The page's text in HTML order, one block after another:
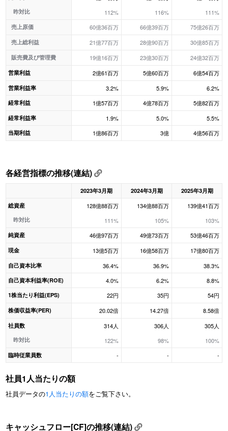
昨対比
112%
116%
111%
売上原価 60億36百万 66億39百万 75億26百万
売上総利益 21億77百万 28億90百万 30億85百万
販売費及び管理費 19億16百万 23億30百万 24億32百万
営業利益 2億61百万 5億60百万 6億54百万
営業利益率 3.2% 5.9% 6.2%
経常利益 1億57百万 4億78百万 5億82百万
経常利益率 1.9% 5.0% 5.5%
当期利益 1億86百万 3億 4億56百万
各経営指標の推移(連結)
2023年3月期 2024年3月期
2025年3月期
総資産
昨対比
128億88百万
111%
134億88百万
105%
139億41百万
103%
純資産 46億97百万 49億73百万 53億46百万
現金 13億5百万 16億58百万 17億80百万
自己資本比率 36.4% 36.9% 38.3%
自己資本利益率(ROE) 4.0% 6.2% 8.8%
1株当たり利益(EPS) 22円 35円 54円
株価収益率(PER) 20.02倍 14.27倍 8.58倍
社員数
昨対比
314人
122%
306人
98%
305人
100%
臨時従業員数 - - -
社員1人当たりの額
社員データの1人当たりの額をご覧下さい。
キャッシュフロー[CF]の推移(連結)